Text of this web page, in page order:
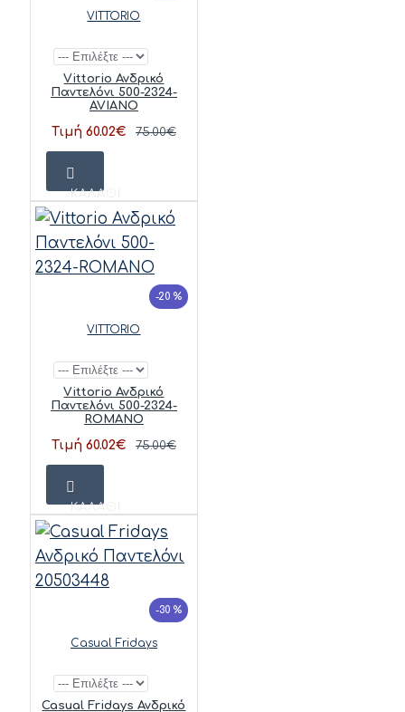
VITTORIO
Vittorio Ανδρικό
Παντελόνι 500-2324-
AVIANO
Τιμή 60.02€ 75.00€
ΚΑΛΆΘΙ
-20 %
VITTORIO
Vittorio Ανδρικό
Παντελόνι 500-2324-
ROMANO
Τιμή 60.02€ 75.00€
ΚΑΛΆΘΙ
-30 %
Casual Fridays
Casual Fridays Ανδρικό